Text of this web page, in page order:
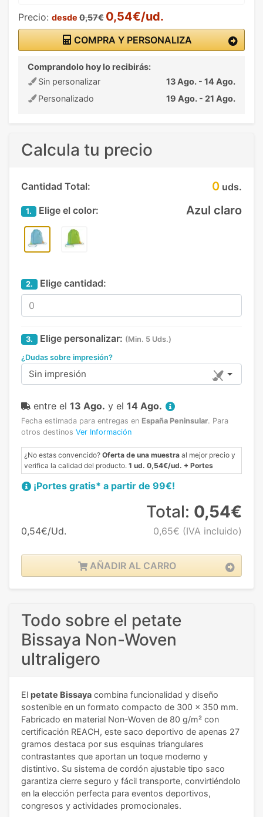
Precio: desde 0,57€ 0,54€/ud.
COMPRA Y PERSONALIZA
Comprandolo hoy lo recibirás:
Sin personalizar
13 Ago. - 14 Ago.
Personalizado
19 Ago. - 21 Ago.
Calcula tu precio
Cantidad Total: 0 uds.
1. Elige el color: Azul claro
2. Elige cantidad:
3. Elige personalizar: (Min. 5 Uds.)
¿Dudas sobre impresión?
Sin impresión
entre el 13 Ago. y el 14 Ago.
Fecha estimada para entregas en España Peninsular. Para
otros destinos Ver Información
¿No estas convencido? Oferta de una muestra al mejor precio y
verifica la calidad del producto. 1 ud. 0,54€/ud. + Portes
¡Portes gratis* a partir de 99€!
0,54€/Ud.
Total: 0,54€
0,65€ (IVA incluido)
AÑADIR AL CARRO
Todo sobre el petate
Bissaya Non-Woven
ultraligero
El petate Bissaya combina funcionalidad y diseño
sostenible en un formato compacto de 300 x 350 mm.
Fabricado en material Non-Woven de 80 g/m² con
certificación REACH, este saco deportivo de apenas 27
gramos destaca por sus esquinas triangulares
contrastantes que aportan un toque moderno y
distintivo. Su sistema de cordón ajustable tipo saco
garantiza cierre seguro y fácil transporte, convirtiéndolo
en la elección perfecta para eventos deportivos,
congresos y actividades promocionales.